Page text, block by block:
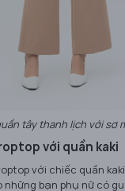
tây thanh lịch với sơ
với quần kaki
với chiếc quần
bạn phụ nữ có